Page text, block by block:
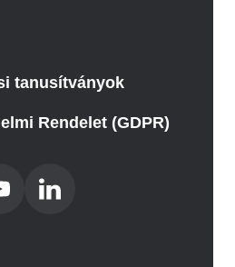
tanusítványok
Rendelet (GDPR)